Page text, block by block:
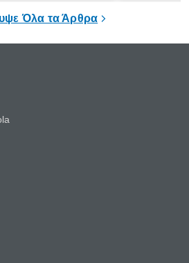
Όλα τα Άρθρα